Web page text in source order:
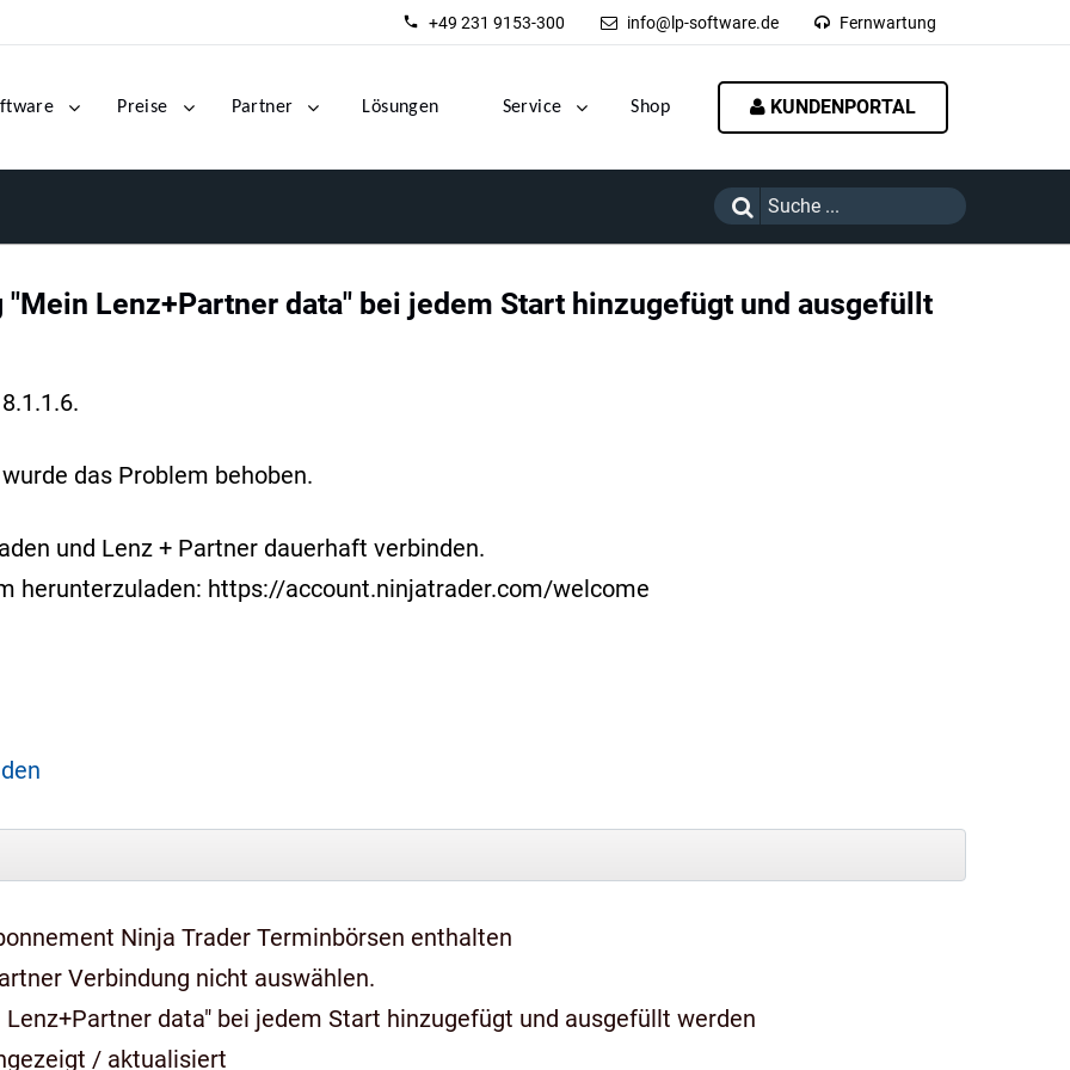
+49 231 9153-300 info@lp-software.de Fernwartung
Preise Partner Lösungen Service Shop KUNDENPORTAL
Lenz+Partner data" bei jedem Start hinzugefügt und ausgefüllt
das Problem behoben.
und Lenz + Partner dauerhaft verbinden.
herunterzuladen: https://account.ninjatrader.com/welcome
Ninja Trader Terminbörsen enthalten
Verbindung nicht auswählen.
data" bei jedem Start hinzugefügt und ausgefüllt werden
/ aktualisiert